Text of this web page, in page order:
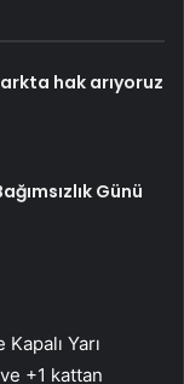
hak arıyoruz
Günü
Yarı
+1 kattan